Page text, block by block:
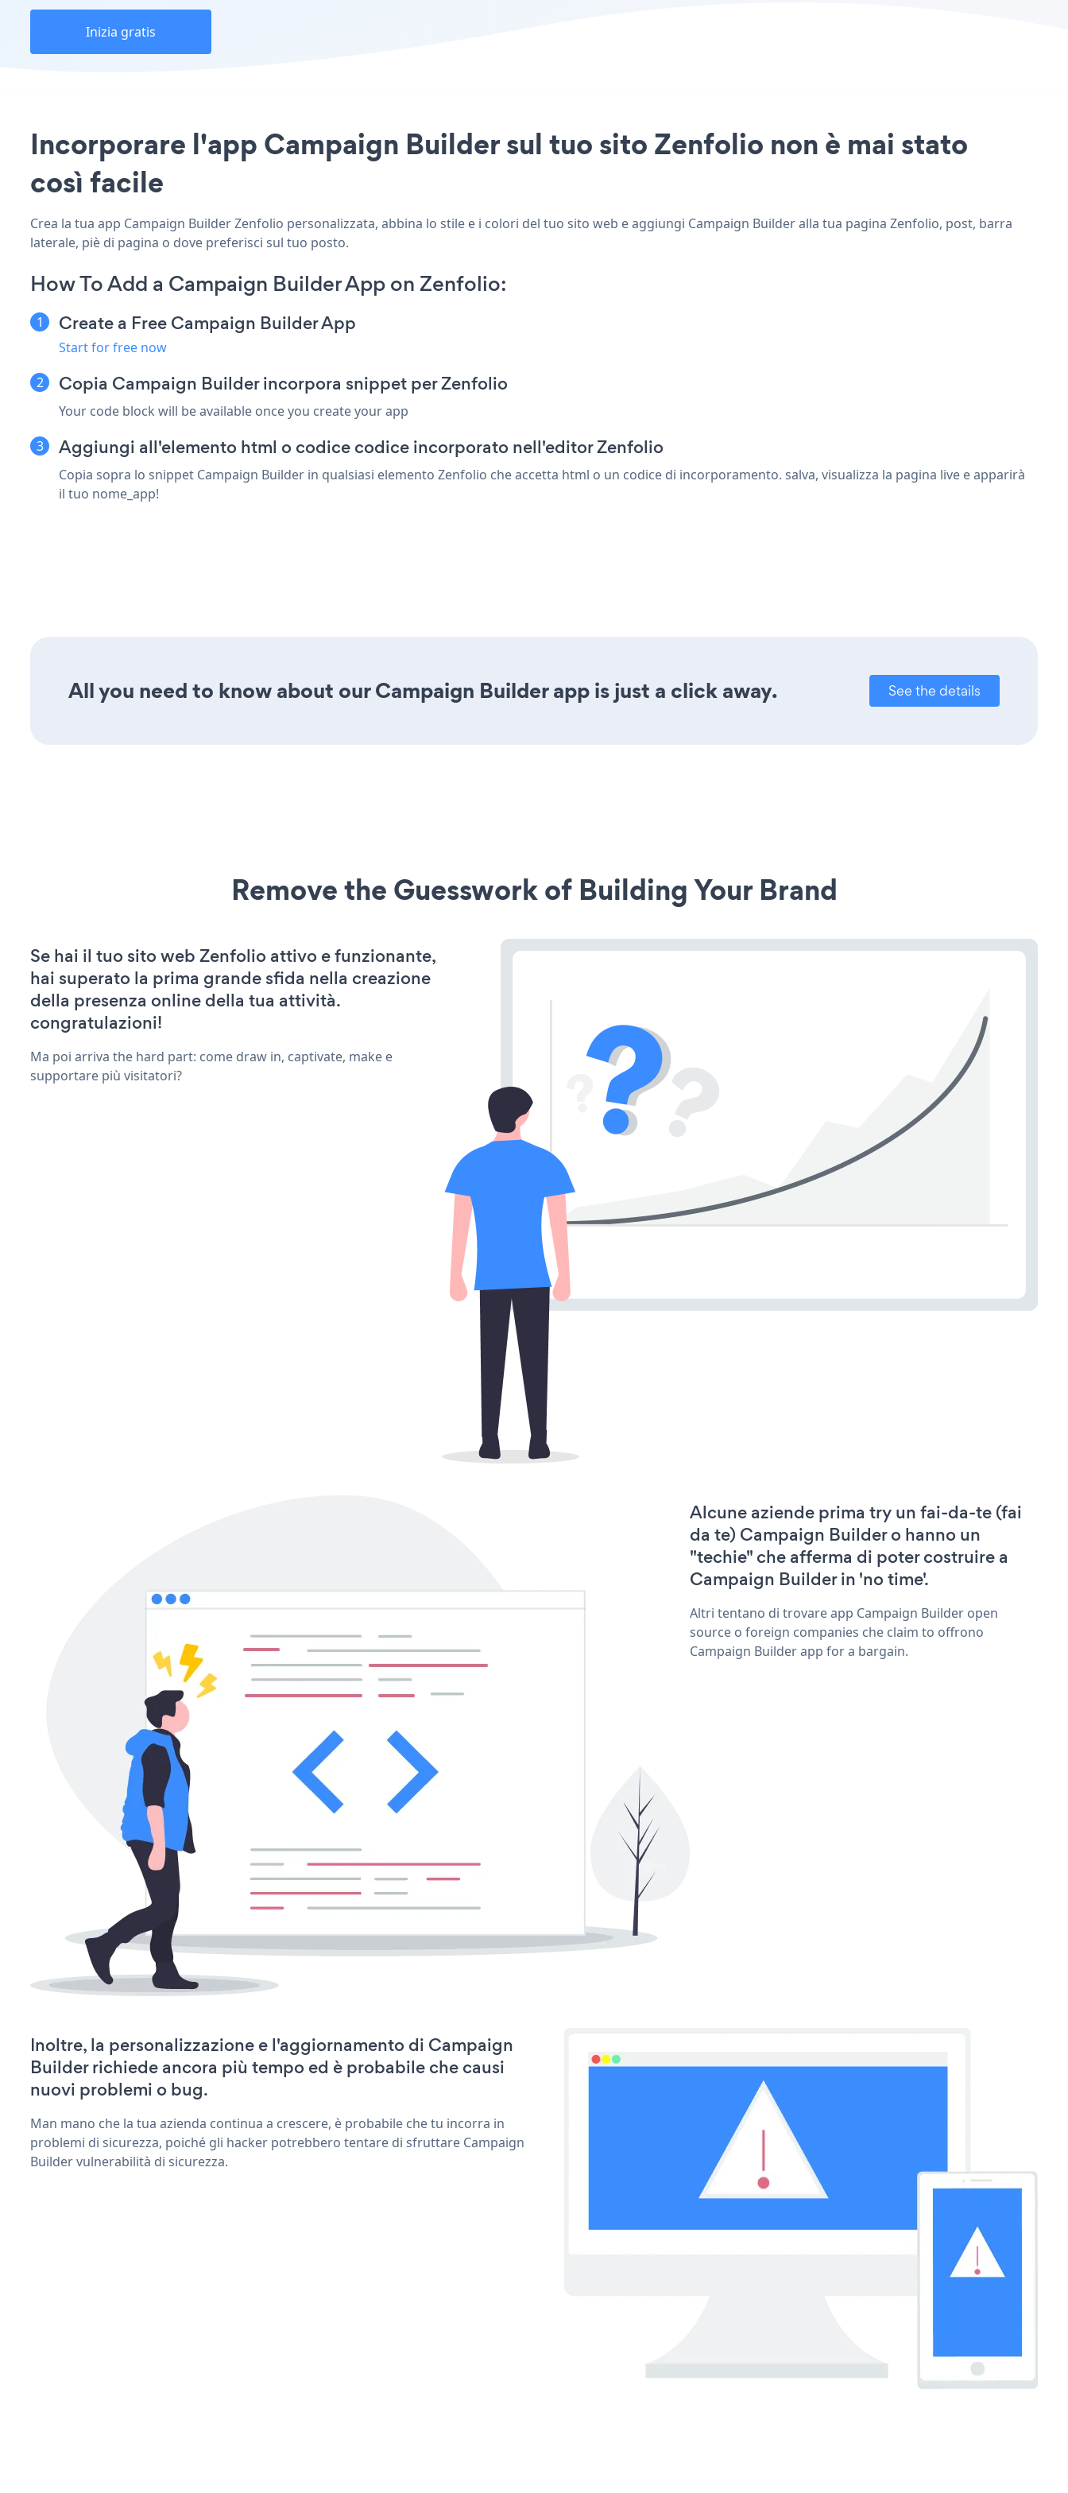
Inizia gratis
Incorporare l'app Campaign Builder sul tuo sito Zenfolio non è mai stato
così facile
Crea la tua app Campaign Builder Zenfolio personalizzata, abbina lo stile e i colori del tuo sito web e aggiungi Campaign Builder alla tua pagina Zenfolio, post, barra
laterale, piè di pagina o dove preferisci sul tuo posto.
How To Add a Campaign Builder App on Zenfolio:
Create a Free Campaign Builder App
Start for free now
Copia Campaign Builder incorpora snippet per Zenfolio
Your code block will be available once you create your app
Aggiungi all'elemento html o codice codice incorporato nell'editor Zenfolio
Copia sopra lo snippet Campaign Builder in qualsiasi elemento Zenfolio che accetta html o un codice di incorporamento. salva, visualizza la pagina live e apparirà
il tuo nome_app!
All you need to know about our Campaign Builder app is just a click away. See the details
Remove the Guesswork of Building Your Brand
Se hai il tuo sito web Zenfolio attivo e funzionante,
hai superato la prima grande sfida nella creazione
della presenza online della tua attività.
congratulazioni!
Ma poi arriva the hard part: come draw in, captivate, make e
supportare più visitatori?
Alcune aziende prima try un fai-da-te (fai
da te) Campaign Builder o hanno un
"techie" che afferma di poter costruire a
Campaign Builder in 'no time'.
Altri tentano di trovare app Campaign Builder open
source o foreign companies che claim to offrono
Campaign Builder app for a bargain.
Inoltre, la personalizzazione e l'aggiornamento di Campaign
Builder richiede ancora più tempo ed è probabile che causi
nuovi problemi o bug.
Man mano che la tua azienda continua a crescere, è probabile che tu incorra in
problemi di sicurezza, poiché gli hacker potrebbero tentare di sfruttare Campaign
Builder vulnerabilità di sicurezza.